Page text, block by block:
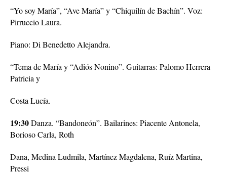
“Yo soy María”, “Ave María” y “Chiquilín de Bachín”. Voz:
Pirruccio Laura.
Piano: Di Benedetto Alejandra.
“Tema de María y “Adiós Nonino”. Guitarras: Palomo Herrera
Patricia y
Costa Lucía.
19:30Danza. “Bandoneón”. Bailarines: Piacente Antonela,
Borioso Carla, Roth
Dana, Medina Ludmila, Martínez Magdalena, Ruíz Martina,
Pressi